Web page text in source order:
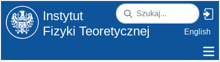
Instytut
Fizyki Teoretycznej
English